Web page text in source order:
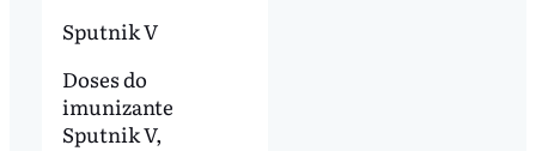
Sputnik V
Doses do
imunizante
Sputnik V,